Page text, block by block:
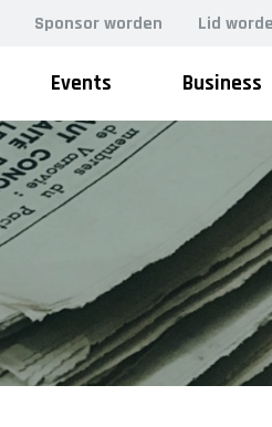
Sponsor worden Lid
Events Business